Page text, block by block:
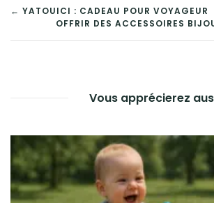
NAVIGATION
DE
← YATOUICI : CADEAU POUR VOYAGEUR
OFFRIR DES ACCESSOIRES
Vous apprécierez